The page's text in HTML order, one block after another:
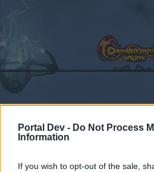
Portal Dev - Do Not Process
Information
If you wish to opt-out of the sale,
Foren ... Zirkelmagier Zeigt
Letzte Beiträge